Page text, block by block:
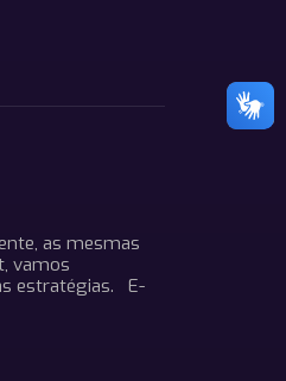
as mesmas
vamos
estratégias. E-